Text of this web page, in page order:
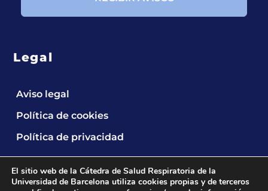
Legal
Aviso legal
Política de cookies
Política de privacidad
El sitio web de la Cátedra de Salud Respiratoria de la
Universidad de Barcelona utiliza cookies propias y de terceros